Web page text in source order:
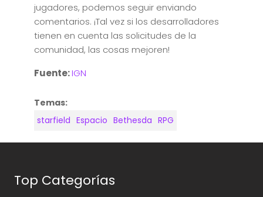
jugadores, podemos seguir enviando
comentarios. ¡Tal vez si los desarrolladores
tienen en cuenta las solicitudes de la
comunidad, las cosas mejoren!
Fuente:IGN
Temas:
starfield Espacio Bethesda RPG
Top Categorías